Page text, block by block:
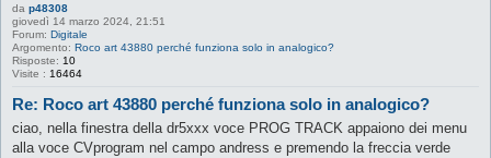
da p48308
giovedì 14 marzo 2024, 21:51
Forum: Digitale
Argomento: Roco art 43880 perché funziona solo in analogico?
Risposte: 10
Visite : 16464
Re: Roco art 43880 perché funziona solo in analogico?
ciao, nella finestra della dr5xxx voce PROG TRACK appaiono dei menu
alla voce CVprogram nel campo andress e premendo la freccia verde